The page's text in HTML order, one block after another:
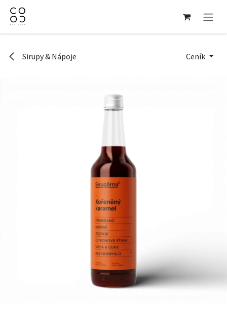
Přejít na obsah
Sirupy & Nápoje Ceník